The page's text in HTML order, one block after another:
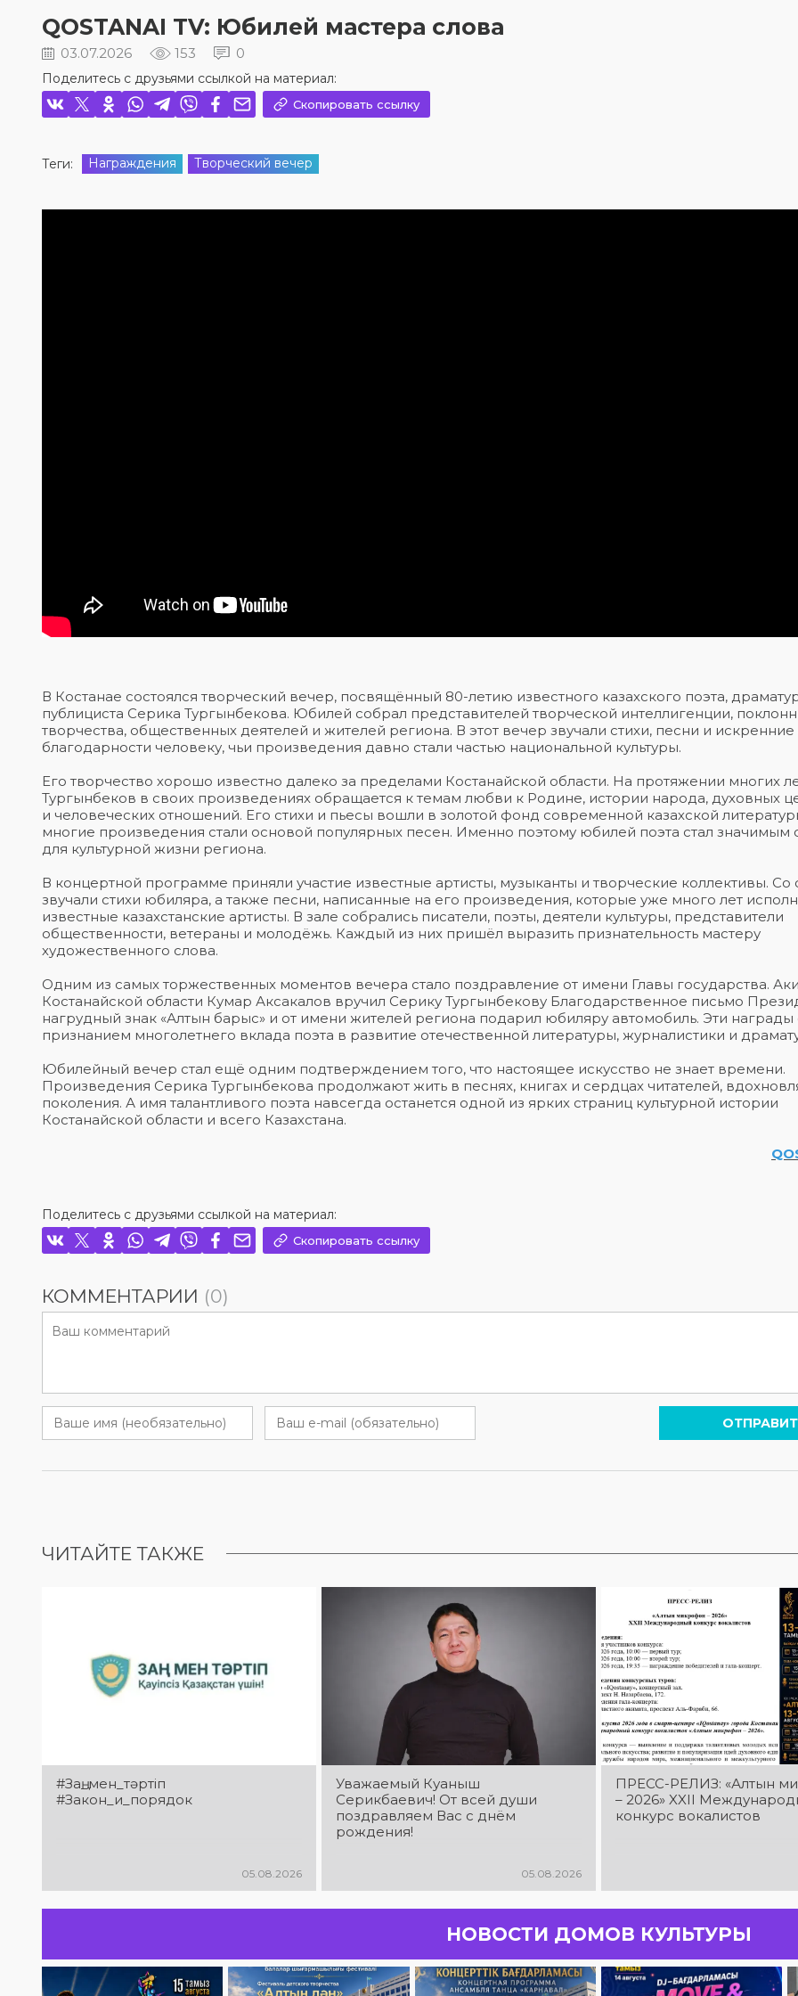
QOSTANAI TV: Юбилей мастера слова
03.07.2026 153 0
Поделитесь с друзьями ссылкой на материал:
Скопировать ссылку
Теги: Награждения Творческий вечер
В Костанае состоялся творческий вечер, посвящённый 80-летию известного казахского поэта,
публициста Серика Тургынбекова. Юбилей собрал представителей творческой интеллигенции,
творчества, общественных деятелей и жителей региона. В этот вечер звучали стихи, песни и искренние
благодарности человеку, чьи произведения давно стали частью национальной культуры.
Его творчество хорошо известно далеко за пределами Костанайской области. На протяжении многих
Тургынбеков в своих произведениях обращается к темам любви к Родине, истории народа, духовных
и человеческих отношений. Его стихи и пьесы вошли в золотой фонд современной казахской
многие произведения стали основой популярных песен. Именно поэтому юбилей поэта стал значимым
для культурной жизни региона.
В концертной программе приняли участие известные артисты, музыканты и творческие коллективы. Со
звучали стихи юбиляра, а также песни, написанные на его произведения, которые уже много лет
известные казахстанские артисты. В зале собрались писатели, поэты, деятели культуры, представители
общественности, ветераны и молодёжь. Каждый из них пришёл выразить признательность мастеру
художественного слова.
Одним из самых торжественных моментов вечера стало поздравление от имени Главы государства.
Костанайской области Кумар Аксакалов вручил Серику Тургынбекову Благодарственное письмо
нагрудный знак «Алтын барыс» и от имени жителей региона подарил юбиляру автомобиль. Эти награды
признанием многолетнего вклада поэта в развитие отечественной литературы, журналистики и
Юбилейный вечер стал ещё одним подтверждением того, что настоящее искусство не знает времени.
Произведения Серика Тургынбекова продолжают жить в песнях, книгах и сердцах читателей,
поколения. А имя талантливого поэта навсегда останется одной из ярких страниц культурной истории
Костанайской области и всего Казахстана.
Поделитесь с друзьями ссылкой на материал:
Скопировать ссылку
КОММЕНТАРИИ (0)
ЧИТАЙТЕ ТАКЖЕ
#Заң_мен_тәртіп
#Закон_и_порядок
05.08.2026
Уважаемый Куаныш
Серикбаевич! От всей души
поздравляем Вас с днём
рождения!
05.08.2026
ПРЕСС-РЕЛИЗ: «Алтын
– 2026» XXIІ
конкурс вокалистов
НОВОСТИ ДОМОВ КУЛЬТУРЫ